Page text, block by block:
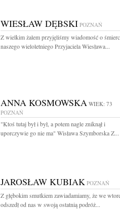
WIESŁAW DĘBSKI POZNAŃ
Z wielkim żalem przyjęliśmy wiadomość o
naszego wieloletniego Przyjaciela Wiesława...
ANNA KOSMOWSKA WIEK: 73
POZNAŃ
"Ktoś tutaj był i był, a potem nagle zniknął i
uporczywie go nie ma" Wisława Szymborska Z...
JAROSŁAW KUBIAK POZNAŃ
Z głębokim smutkiem zawiadamiamy, że we
odszedł od nas w swoją ostatnią podróż...